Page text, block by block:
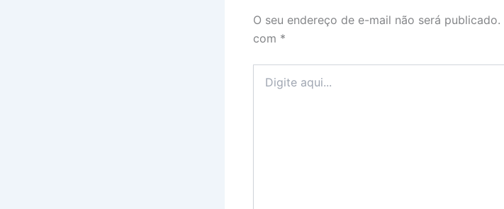
O seu endereço de e-mail não será publicado.
com *
aqui...